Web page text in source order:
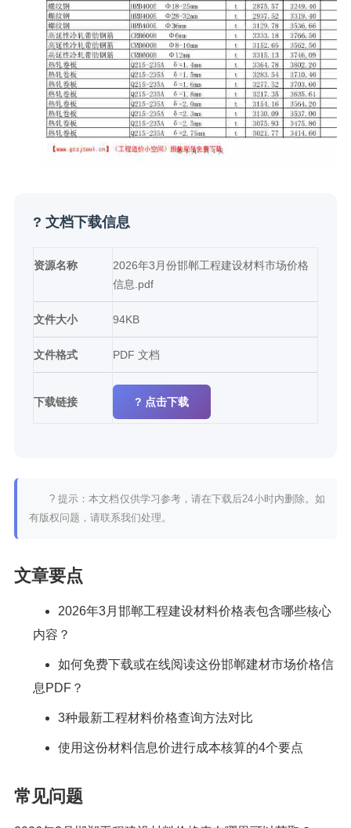
? 文档下载信息
资源名称
2026年3月份邯郸工程建设材料市场价格
信息.pdf
文件大小 94KB
文件格式 PDF 文档
下载链接 ? 点击下载
? 提示：本文档仅供学习参考，请在下载后24小时内删除。如
有版权问题，请联系我们处理。
文章要点
2026年3月邯郸工程建设材料价格表包含哪些核心
内容？
如何免费下载或在线阅读这份邯郸建材市场价格信
息PDF？
3种最新工程材料价格查询方法对比
使用这份材料信息价进行成本核算的4个要点
常见问题